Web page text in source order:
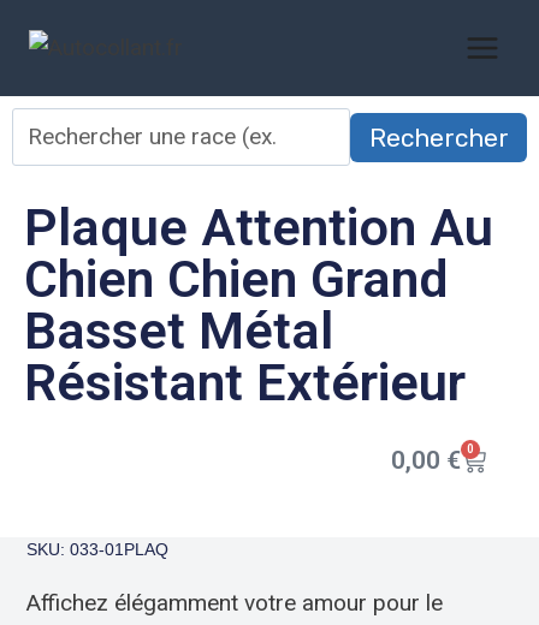
Rechercher
Plaque Attention Au
Chien Chien Grand
Basset Métal
Résistant Extérieur
0,00 € 0
SKU: 033-01PLAQ
Affichez élégamment votre amour pour le